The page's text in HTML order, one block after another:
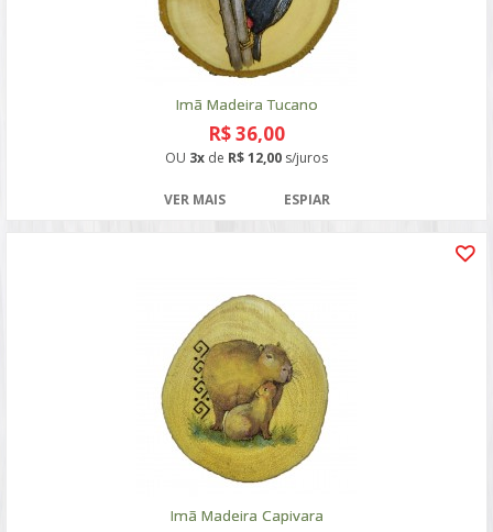
Imã Madeira Tucano
R$ 36,00
OU 3x de R$ 12,00 s/juros
VER MAIS ESPIAR
Imã Madeira Capivara